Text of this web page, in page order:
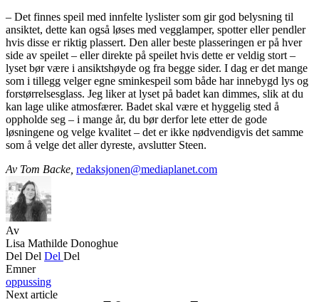
– Det finnes speil med innfelte lyslister som gir god belysning til
ansiktet, dette kan også løses med vegglamper, spotter eller pendler
hvis disse er riktig plassert. Den aller beste plasseringen er på hver
side av speilet – eller direkte på speilet hvis dette er veldig stort –
lyset bør være i ansiktshøyde og fra begge sider. I dag er det mange
som i tillegg velger egne sminkespeil som både har innebygd lys og
forstørrelsesglass. Jeg liker at lyset på badet kan dimmes, slik at du
kan lage ulike atmosfærer. Badet skal være et hyggelig sted å
oppholde seg – i mange år, du bør derfor lete etter de gode
løsningene og velge kvalitet – det er ikke nødvendigvis det samme
som å velge det aller dyreste, avslutter Steen.
Av Tom Backe redaksjonen@mediaplanet.com
Av
Lisa Mathilde Donoghue
Del Del Del Del
Emner
oppussing
Next article